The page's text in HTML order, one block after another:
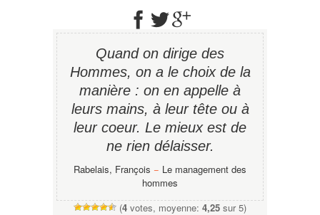
Quand on dirige des
Hommes, on a le choix de la
manière : on en appelle à
leurs mains, à leur tête ou à
leur coeur. Le mieux est de
ne rien délaisser.
Rabelais, François − Le management des
hommes
(4 votes, moyenne: 4,25 sur 5)